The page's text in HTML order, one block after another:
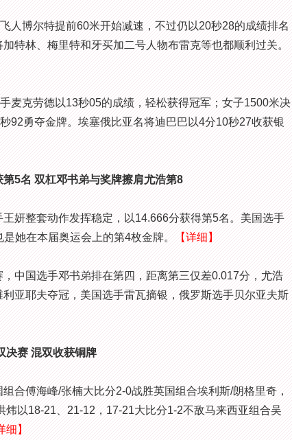
博尔特提前60米开始减速，不过仍以20秒28的成绩排名
特林、梅里特和牙买加二号人物布雷克等也都顺利过关。
克劳德以13秒05的成绩，轻松获得冠军；女子1500米决
92勇夺金牌。埃塞俄比亚名将迪巴巴以4分10秒27收获银
第5名 双杠邓书弟与奖牌擦肩尤浩第8
整套动作发挥稳定，以14.666分获得第5名。美国选手
她在本届奥运会上的第4枚金牌。
【详细】
国选手邓书弟排在第四，距离第三仅差0.017分，尤浩
亚耶夫夺冠，美国选手雷瓦摘银，俄罗斯选手贝尔亚夫斯
赛 混双收获铜牌
傅海峰/张楠大比分2-0战胜英国组合埃利斯/朗格里奇，
炜以18-21、21-12，17-21大比分1-2不敌马来西亚组合吴
细】